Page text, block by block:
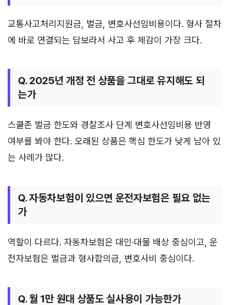
교통사고처리지원금, 벌금, 변호사선임비용이다. 형사 절차
에 바로 연결되는 담보라서 사고 후 체감이 가장 크다.
Q. 2025년 개정 전 상품을 그대로 유지해도 되
는가
스쿨존 벌금 한도와 경찰조사 단계 변호사선임비용 반영
여부를 봐야 한다. 오래된 상품은 핵심 한도가 낮게 남아 있
는 사례가 많다.
Q. 자동차보험이 있으면 운전자보험은 필요 없는
가
역할이 다르다. 자동차보험은 대인·대물 배상 중심이고, 운
전자보험은 벌금과 형사합의금, 변호사비 중심이다.
Q. 월 1만 원대 상품도 실사용이 가능한가